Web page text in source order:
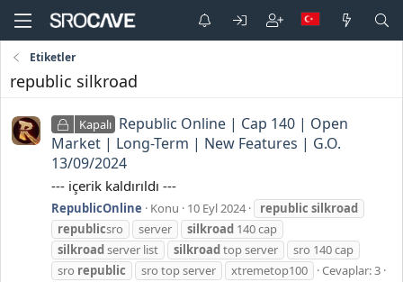
Etiketler
republic silkroad
Kapalı Republic Online | Cap 140 | Open
Market | Long-Term | New Features | G.O.
13/09/2024
--- içerik kaldırıldı ---
RepublicOnline Konu 10 Eyl 2024 republic silkroad
republicsro server silkroad 140 cap
silkroadserver list silkroadtop server
sro 140 cap
sro republic sro top server xtremetop100
Cevaplar: 3